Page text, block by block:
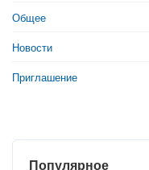
Общее
Новости
Приглашение
Популярное